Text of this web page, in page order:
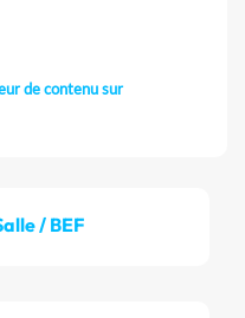
de contenu sur
/ BEF